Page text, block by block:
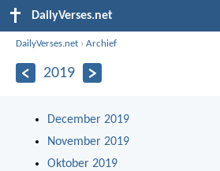
DailyVerses.net
DailyVerses.net ›Archief
2019
December 2019
November 2019
Oktober 2019